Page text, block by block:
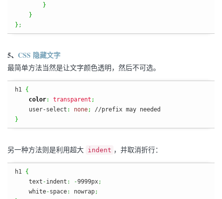
}
}
} ;
5、 CSS 隐藏文字
最简单方法当然是让文字颜色透明，然后不可选。
h1 {
color: transparent ;
    user-select
: none;
}
另一种方法则是利用超大 indent ，并取消折行：
h1 {
    text
-indent : -9999px;
    white
-space: nowrap;